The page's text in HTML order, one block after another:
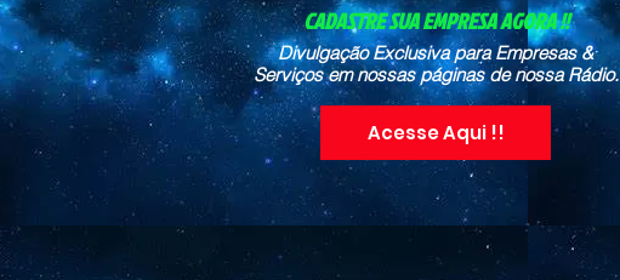
CADASTRE SUA EMPRESA AGORA !!
Divulgação Exclusiva para Empresas &
Serviços em nossas páginas de nossa Rádio.
Acesse Aqui !!